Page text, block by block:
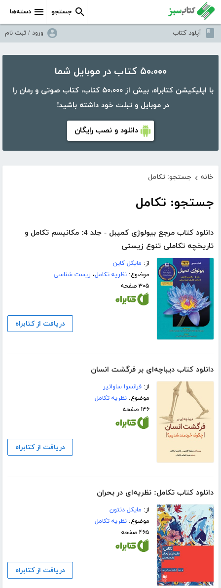
دسته‌ها جستجو
آپلود کتاب ورود / ثبت نام
۵۰،۰۰۰ کتاب در موبایل شما
با اپلیکیشن کتابراه، بیش از ۵۰،۰۰۰ کتاب، کتاب صوتی و رمان را
در موبایل و تبلت خود داشته باشید!
دانلود و نصب رایگان
خانه › جستجو: تکامل
جستجو: تکامل
دانلود کتاب مرجع بیولوژی کمپبل - جلد 4: مکانیسم تکامل و
تاریخچه تکاملی تنوع زیستی
از: مایکل کاین
موضوع:نظریه تکامل،زیست شناسی
۳۰۵ صفحه
دریافت از کتابراه
دانلود کتاب دیباچه‌ای بر فرگشت انسان
از:فرانسوا ساواتیر
موضوع:نظریه تکامل
۱۳۶ صفحه
دریافت از کتابراه
دانلود کتاب تکامل: نظریه‌ای در بحران
از: مایکل دنتون
موضوع:نظریه تکامل
۴۶۵ صفحه
دریافت از کتابراه